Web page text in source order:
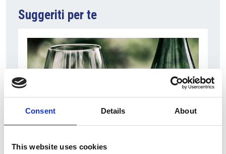
Consent Details About
This website uses cookies
Suggeriti per te
10 Agosto 2026